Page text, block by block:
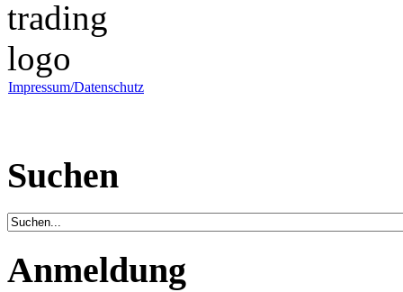
Impressum/Datenschutz
Suchen
Anmeldung